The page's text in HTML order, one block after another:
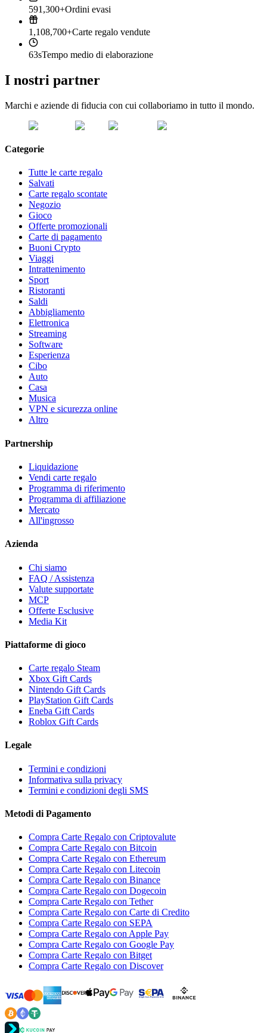
591,300+Ordini evasi
1,108,700+Carte regalo vendute
63sTempo medio di elaborazione
I nostri partner
Marchi e aziende di fiducia con cui collaboriamo in tutto il mondo.
Categorie
Tutte le carte regalo
Salvati
Carte regalo scontate
Negozio
Gioco
Offerte promozionali
Carte di pagamento
Buoni Crypto
Viaggi
Intrattenimento
Sport
Ristoranti
Saldi
Abbigliamento
Elettronica
Streaming
Software
Esperienza
Cibo
Auto
Casa
Musica
VPN e sicurezza online
Altro
Partnership
Liquidazione
Vendi carte regalo
Programma di riferimento
Programma di affiliazione
Mercato
All'ingrosso
Azienda
Chi siamo
FAQ / Assistenza
Valute supportate
MCP
Offerte Esclusive
Media Kit
Piattaforme di gioco
Carte regalo Steam
Xbox Gift Cards
Nintendo Gift Cards
PlayStation Gift Cards
Eneba Gift Cards
Roblox Gift Cards
Legale
Termini e condizioni
Informativa sulla privacy
Termini e condizioni degli SMS
Metodi di Pagamento
Compra Carte Regalo con Criptovalute
Compra Carte Regalo con Bitcoin
Compra Carte Regalo con Ethereum
Compra Carte Regalo con Litecoin
Compra Carte Regalo con Binance
Compra Carte Regalo con Dogecoin
Compra Carte Regalo con Tether
Compra Carte Regalo con Carte di Credito
Compra Carte Regalo con SEPA
Compra Carte Regalo con Apple Pay
Compra Carte Regalo con Google Pay
Compra Carte Regalo con Bitget
Compra Carte Regalo con Discover